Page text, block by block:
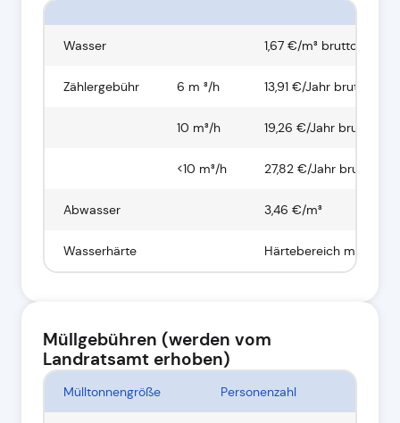
Wasser 1,67 €/m³ brutto
Zählergebühr 6 m ³/h 13,91 €/Jahr brutto
10 m³/h 19,26 €/Jahr brutto
<10 m³/h 27,82 €/Jahr brutto
Abwasser 3,46 €/m³
Wasserhärte Härtebereich mittel
Müllgebühren (werden vom
Landratsamt erhoben)
Mülltonnengröße Personenzahl